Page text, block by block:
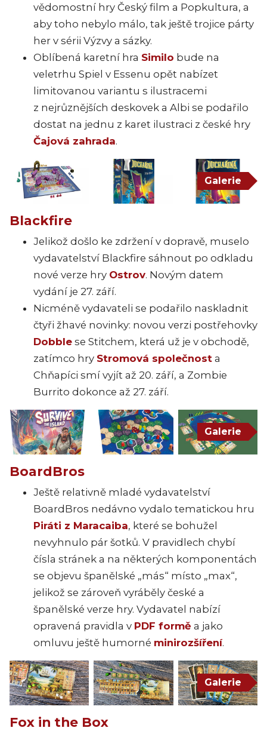
vědomostní hry Český film a Popkultura, a
aby toho nebylo málo, tak ještě trojice párty
her v sérii Výzvy a sázky.
Oblíbená karetní hra Similo bude na
veletrhu Spiel v Essenu opět nabízet
limitovanou variantu s ilustracemi
z nejrůznějších deskovek a Albi se podařilo
dostat na jednu z karet ilustraci z české hry
Čajová zahrada.
Galerie
Blackfire
Jelikož došlo ke zdržení v dopravě, muselo
vydavatelství Blackfire sáhnout po odkladu
nové verze hry Ostrov. Novým datem
vydání je 27. září.
Nicméně vydavateli se podařilo naskladnit
čtyři žhavé novinky: novou verzi postřehovky
Dobble se Stitchem, která už je v obchodě,
zatímco hry Stromová společnost a
Chňapíci smí vyjít až 20. září, a Zombie
Burrito dokonce až 27. září.
Galerie
BoardBros
Ještě relativně mladé vydavatelství
BoardBros nedávno vydalo tematickou hru
Piráti z Maracaiba, které se bohužel
nevyhnulo pár šotků. V pravidlech chybí
čísla stránek a na některých komponentách
se objevu španělské „más“ místo „max“,
jelikož se zároveň vyráběly české a
španělské verze hry. Vydavatel nabízí
opravená pravidla v PDF formě a jako
omluvu ještě humorné minirozšíření.
Galerie
Fox in the Box